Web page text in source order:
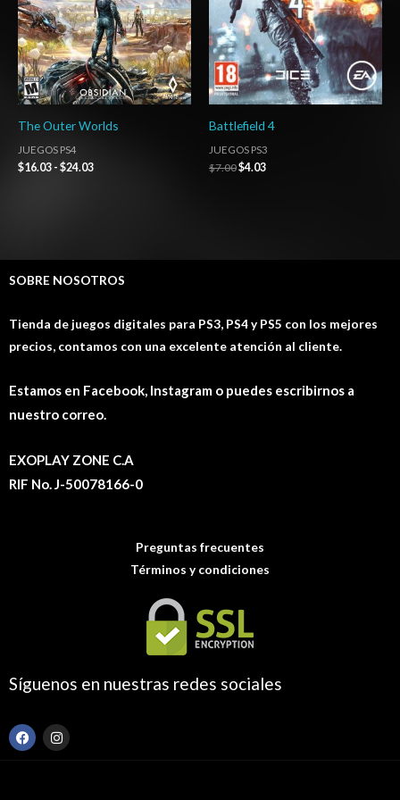
The Outer Worlds
JUEGOS PS4
$16.03 - $24.03
Battlefield 4
JUEGOS PS3
$7.00$4.03
SOBRE NOSOTROS
Tienda de juegos digitales para PS3, PS4 y PS5 con los mejores
precios, contamos con una excelente atención al cliente.
Estamos en Facebook, Instagram o puedes escribirnos a
nuestro correo.
EXOPLAY ZONE C.A
RIF No. J-50078166-0
Preguntas frecuentes
Términos y condiciones
Síguenos en nuestras redes sociales
F
a
I
n